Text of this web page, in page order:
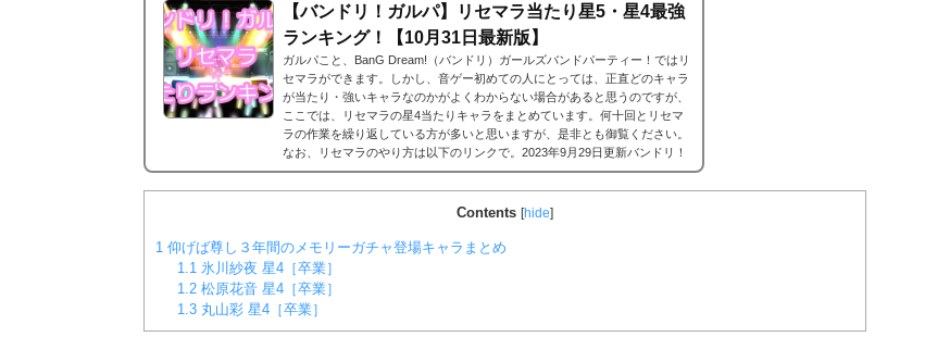
【バンドリ！ガルパ】リセマラ当たり星5・星4最強
ランキング！【10月31日最新版】
ガルパこと、BanG Dream!（バンドリ）ガールズバンドパーティー！ではリ
セマラができます。しかし、音ゲー初めての人にとっては、正直どのキャラ
が当たり・強いキャラなのかがよくわからない場合があると思うのですが、
ここでは、リセマラの星4当たりキャラをまとめています。何十回とリセマ
ラの作業を繰り返している方が多いと思いますが、是非とも御覧ください。
なお、リセマラのやり方は以下のリンクで。2023年9月29日更新バンドリ！
ガルパ 星5/星4が当たる確率は？まずリセマラの当たりランキングの前に、
バンドリ！ガルパにおける...
Contents [hide]
1 仰げば尊し３年間のメモリーガチャ登場キャラまとめ
1.1 氷川紗夜 星4［卒業］
1.2松原花音 星4［卒業］
1.3丸山彩 星4［卒業］